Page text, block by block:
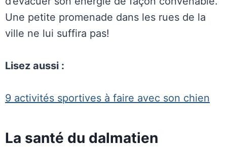
Une petite promenade dans les rues de la
ville ne lui suffira pas!
Lisez aussi :
9 activités sportives à faire avec son chien
La santé du dalmatien